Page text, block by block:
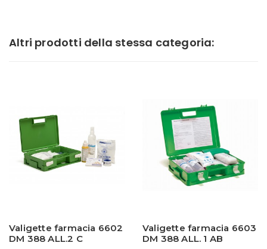
Altri prodotti della stessa categoria:
Valigette farmacia 6602
DM 388 ALL.2 C
Valigette farmacia 6603
DM 388 ALL. 1 AB